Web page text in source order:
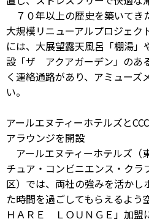
７０年以上の歴史を築いてき
大規模リニューアルプロジェク
には、大展望露天風呂「棚湯
設「ザ アクアガーデン」のあ
く連絡通路があり、アミューズ
い。
アールエヌティーホテルズと
アラウンジを開設
アールエヌティーホテルズ（
チュア・コンビニエンス・クラ
区）では、両社の強みを活かし
た時間を過ごしてもらえるよう
ＨＡＲＥ ＬＯＵＮＧＥ」加盟